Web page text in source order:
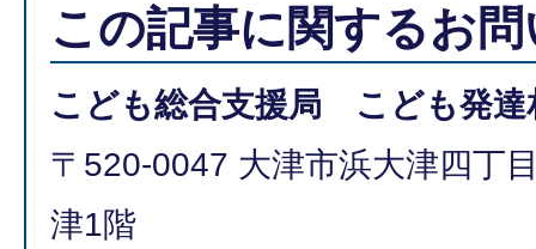
この記事に関するお
こども総合支援局 こども発達
〒520-0047 大津市浜大津四丁
津1階